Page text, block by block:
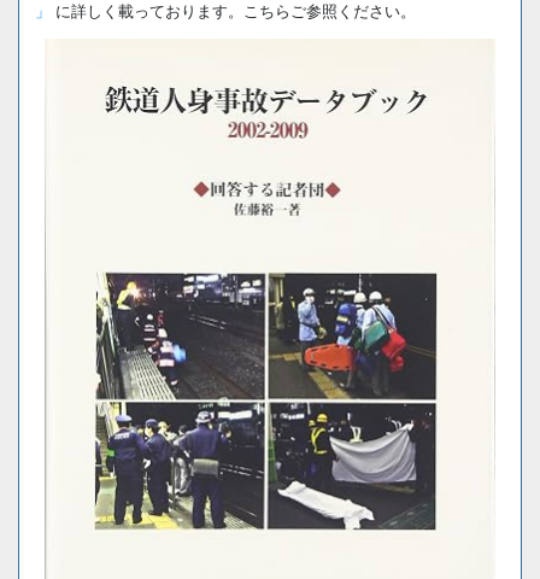
」
に詳しく載っております。こちらご参照ください。